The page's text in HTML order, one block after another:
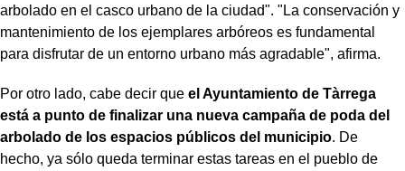
arbolado en el casco urbano de la ciudad". "La conservación y
mantenimiento de los ejemplares arbóreos es fundamental
para disfrutar de un entorno urbano más agradable", afirma.
Por otro lado, cabe decir que el Ayuntamiento de Tàrrega
está a punto de finalizar una nueva campaña de poda del
arbolado de los espacios públicos del municipio. De
hecho, ya sólo queda terminar estas tareas en el pueblo de